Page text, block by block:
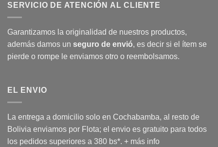
SERVICIO DE ATENCIÓN AL CLIENTE
Garantizamos la originalidad de nuestros productos,
además damos un seguro de envió, es decir si el ítem se
pierde o rompe le enviamos otro o reembolsamos.
EL ENVIO
La entrega a domicilio solo en Cochabamba, al resto de
Bolivia enviamos por Flota; el envio es gratuito para todos
los pedidos superiores a 380 bs*. + más info